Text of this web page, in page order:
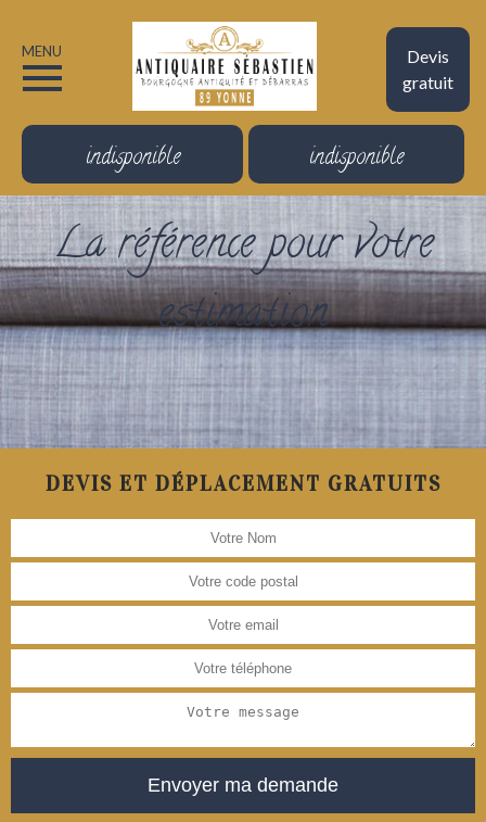
Devis
gratuit
MENU
indisponible indisponible
La référence pour votre
estimation
DEVIS ET DÉPLACEMENT GRATUITS